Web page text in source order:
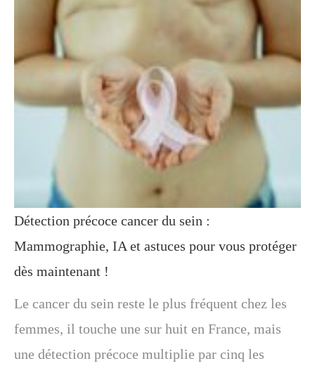
Détection précoce cancer du sein :
Mammographie, IA et astuces pour vous protéger
dès maintenant !
Le cancer du sein reste le plus fréquent chez les
femmes, il touche une sur huit en France, mais
une détection précoce multiplie par cinq les